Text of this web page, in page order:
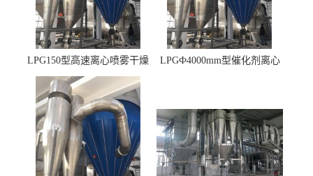
LPG150型高速离心喷雾干燥
机 φ2.85m
LPGФ4000mm型催化剂离心